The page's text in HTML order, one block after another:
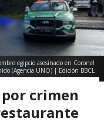
crimen
este
de Lota